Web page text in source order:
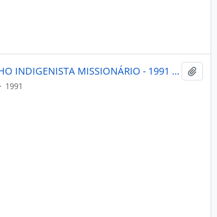
MENSAGEIRO - BELÉM CONSELHO INDIGENISTA MISSIONÁRIO - 1991 - Nº68
· 1991